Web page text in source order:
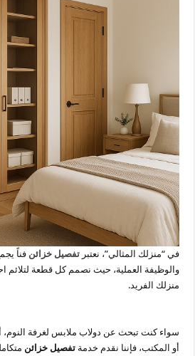
في “منزلك المثالي”، نعتبرتفصيل خزائن فناً
والوظيفة العملية، حيث نصمم كل قطعة لتلائم
منزلك الفريد.
سواء كنت تبحث عن دولاب ملابس لغرفة النوم،
أو المكتب، فإننا نقدم خدمةتفصيل خزائن